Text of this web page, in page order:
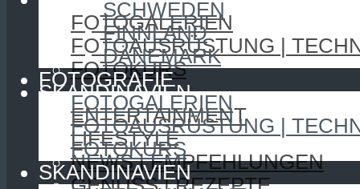
FOTOGALERIEN
FOTOAUSRÜSTUNG |
FOTOKURS
SKANDINAVIEN
ENTERTAINMENT
LIFESTYLE
NEWS | EMPFEHLUNGEN
SCHWEDEN
FINNLAND
DÄNEMARK
FOTOGRAFIE
FOTOGALERIEN
FOTOAUSRÜSTUNG |
FOTOKURS
SKANDINAVIEN